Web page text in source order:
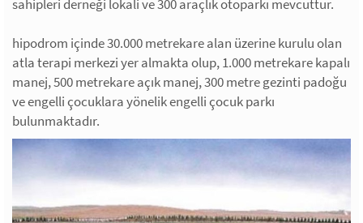
sahipleri derneği lokali ve 300 araçlık otoparkı mevcuttur.
hipodrom içinde 30.000 metrekare alan üzerine kurulu olan
atla terapi merkezi yer almakta olup, 1.000 metrekare kapalı
manej, 500 metrekare açık manej, 300 metre gezinti padoğu
ve engelli çocuklara yönelik engelli çocuk parkı
bulunmaktadır.